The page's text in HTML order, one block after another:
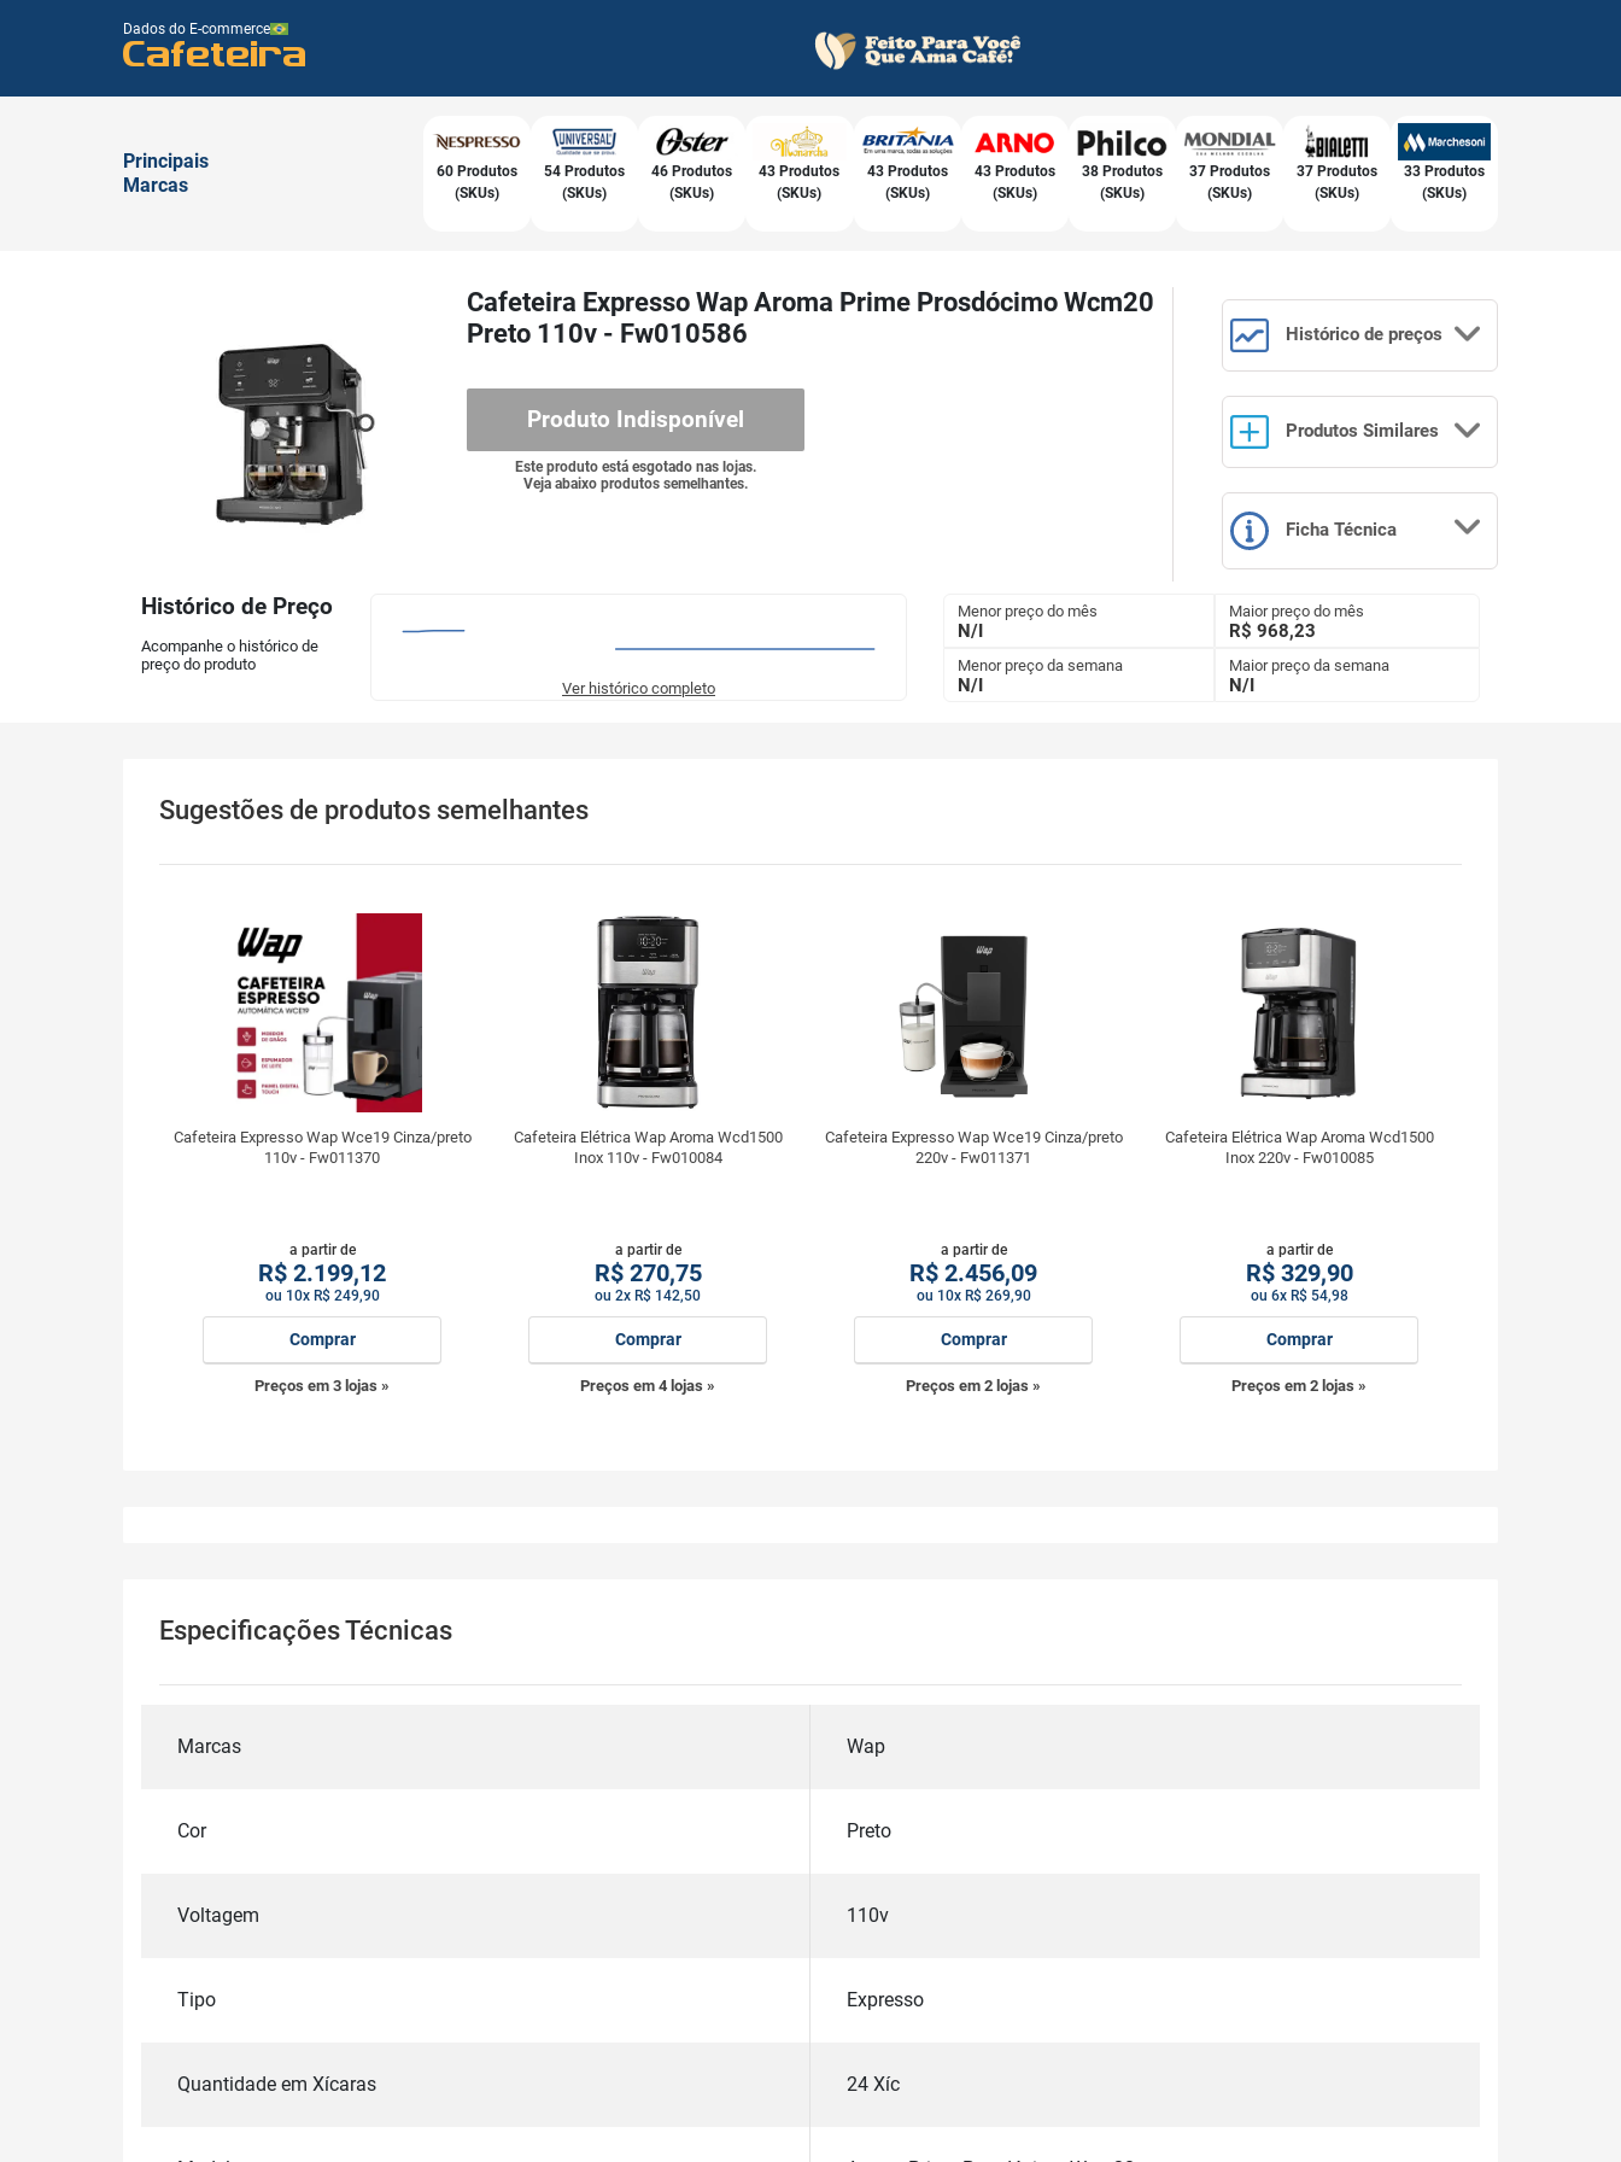
Dados do E-commerce
Cafeteira
Principais
Marcas
60 Produtos
(SKUs)
54 Produtos
(SKUs)
46 Produtos
(SKUs)
43 Produtos
(SKUs)
43 Produtos
(SKUs)
43 Produtos
(SKUs)
38 Produtos
(SKUs)
37 Produtos
(SKUs)
37 Produtos
(SKUs)
33 Produtos
(SKUs)
Cafeteira Expresso Wap Aroma Prime Prosdócimo Wcm20
Preto 110v - Fw010586
Produto Indisponível
Este produto está esgotado nas lojas.
Veja abaixo produtos semelhantes.
Histórico de preços
Produtos Similares
Ficha Técnica
Histórico de Preço
Acompanhe o histórico de
preço do produto
Ver histórico completo
Menor preço do mês
N/I
Maior preço do mês
R$ 968,23
Menor preço da semana
N/I
Maior preço da semana
N/I
Sugestões de produtos semelhantes
Cafeteira Expresso Wap Wce19 Cinza/preto
110v - Fw011370
a partir de
R$ 2.199,12
ou 10x R$ 249,90
Comprar
Preços em 3 lojas »
Cafeteira Elétrica Wap Aroma Wcd1500
Inox 110v - Fw010084
a partir de
R$270,75
ou 2x R$ 142,50
Comprar
Preços em 4 lojas »
Cafeteira Expresso Wap Wce19 Cinza/preto
220v - Fw011371
a partir de
R$ 2.456,09
ou 10x R$ 269,90
Comprar
Preços em 2 lojas »
Cafeteira Elétrica Wap Aroma Wcd1500
Inox 220v - Fw010085
a partir de
R$329,90
ou 6x R$ 54,98
Comprar
Preços em 2 lojas »
Especificações Técnicas
Marcas Wap
Cor Preto
Voltagem 110v
Tipo Expresso
Quantidade em Xícaras 24 Xíc